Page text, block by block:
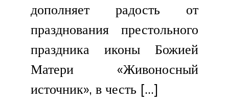
дополняет радость от
празднования престольного
праздника иконы Божией
Матери «Живоносный
источник», в честь […]